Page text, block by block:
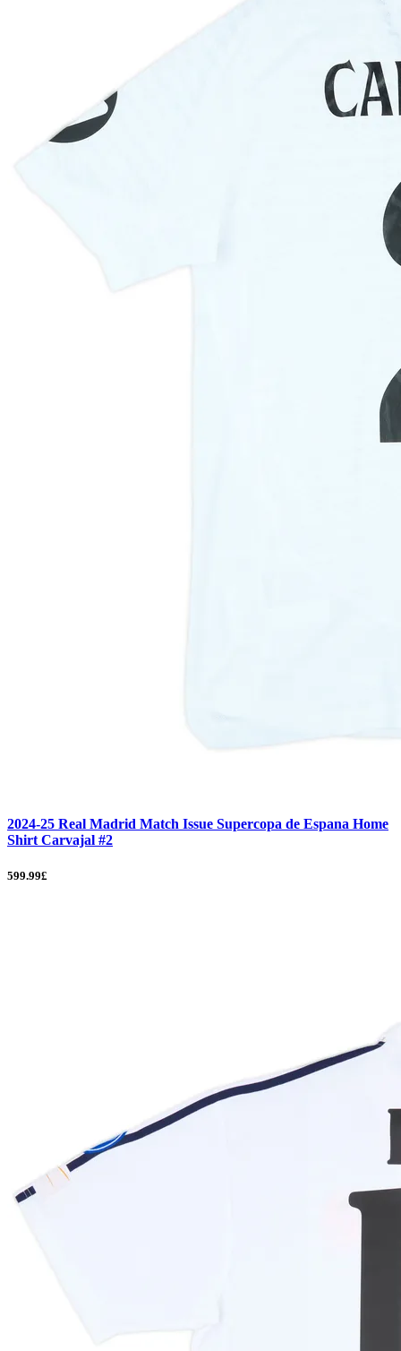
2024-25 Real Madrid Match Issue Supercopa de Espana Home
Shirt Carvajal #2
599.99£